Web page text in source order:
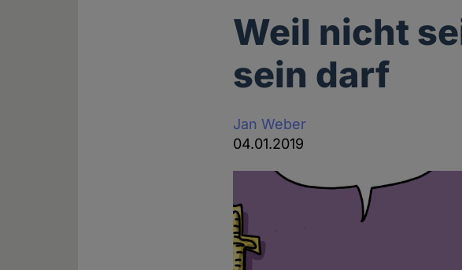
Weil nicht
sein darf
Jan Weber
04.01.2019